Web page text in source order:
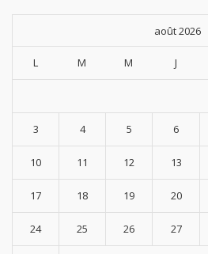
août 2026
L M M J
3 4 5 6
10 11 12 13
17 18 19 20
24 25 26 27